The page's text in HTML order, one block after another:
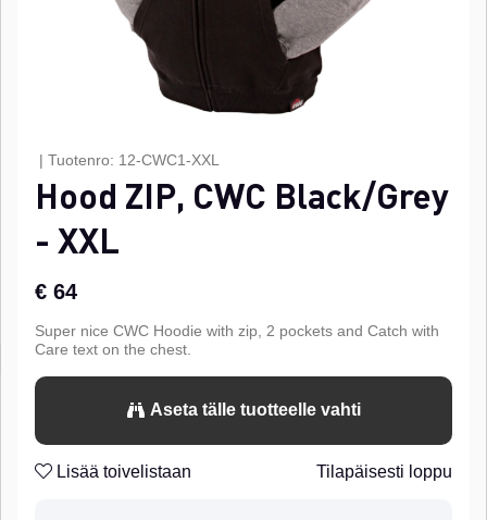
| Tuotenro: 12-CWC1-XXL
Hood ZIP, CWC Black/Grey
- XXL
€ 64
Super nice CWC Hoodie with zip, 2 pockets and Catch with
Care text on the chest.
Aseta tälle tuotteelle vahti
Lisää toivelistaan Tilapäisesti loppu